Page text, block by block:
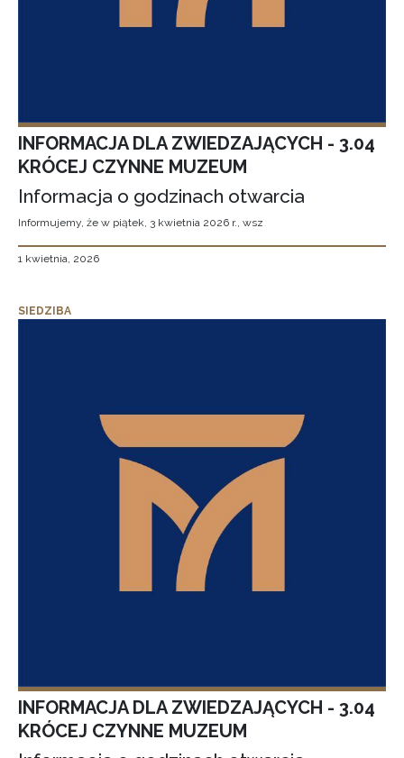
INFORMACJA DLA ZWIEDZAJĄCYCH - 3.04
KRÓCEJ CZYNNE MUZEUM
Informacja o godzinach otwarcia
Informujemy, że w piątek, 3 kwietnia 2026 r., wsz
1 kwietnia, 2026
SIEDZIBA
INFORMACJA DLA ZWIEDZAJĄCYCH - 3.04
KRÓCEJ CZYNNE MUZEUM